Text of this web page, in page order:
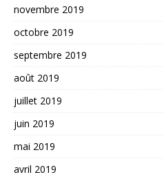
novembre 2019
octobre 2019
septembre 2019
août 2019
juillet 2019
juin 2019
mai 2019
avril 2019